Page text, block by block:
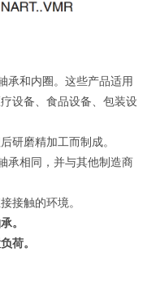
承和内圈。这些产品适用
设备、食品设备、包装设
研磨精加工而制成。
承相同，并与其他制造商
接触的环境。
。
荷。